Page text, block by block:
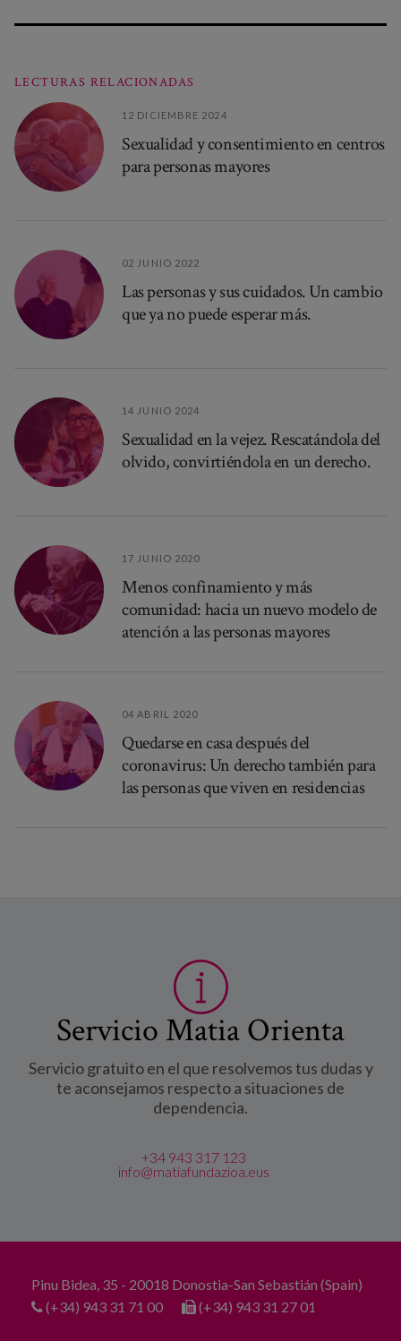
LECTURAS RELACIONADAS
12 DICIEMBRE 2024
Sexualidad y consentimiento en centros
para personas mayores
02 JUNIO 2022
Las personas y sus cuidados. Un cambio
que ya no puede esperar más.
14 JUNIO 2024
Sexualidad en la vejez. Rescatándola del
olvido, convirtiéndola en un derecho.
17 JUNIO 2020
Menos confinamiento y más
comunidad: hacia un nuevo modelo de
atención a las personas mayores
04 ABRIL 2020
Quedarse en casa después del
coronavirus: Un derecho también para
las personas que viven en residencias
Servicio Matia Orienta
Servicio gratuito en el que resolvemos tus dudas y
te aconsejamos respecto a situaciones de
dependencia.
+34 943 317 123
info@matiafundazioa.eus
Pinu Bidea, 35 - 20018 Donostia-San Sebastián (Spain)
(+34) 943 31 71 00
(+34) 943 31 27 01